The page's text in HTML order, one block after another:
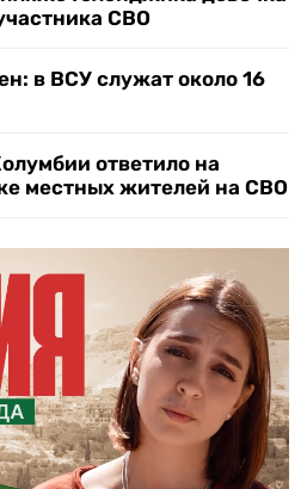
СВО
в ВСУ служат около 16
ответило на
местных жителей на СВО